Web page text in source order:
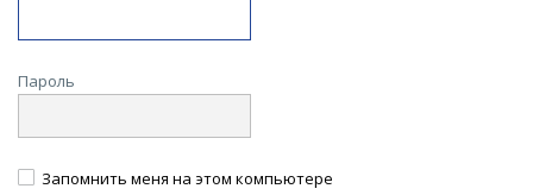
Пароль
Запомнить меня на этом компьютере